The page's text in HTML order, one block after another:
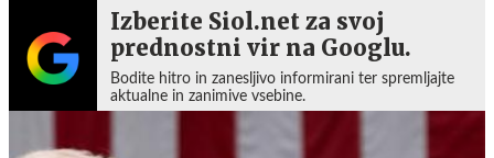
Izberite Siol.net za svoj
prednostni vir na Googlu.
Bodite hitro in zanesljivo informirani ter spremljajte
aktualne in zanimive vsebine.